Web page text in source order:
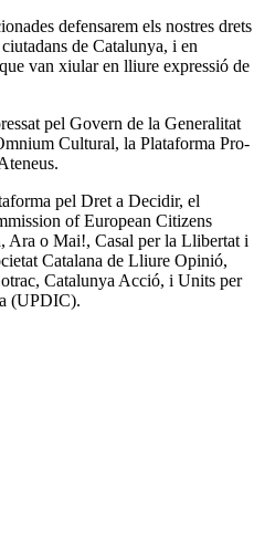
defensarem els nostres drets
de Catalunya, i en
van xiular en lliure expressió de
pel Govern de la Generalitat
Cultural, la Plataforma Pro-
pel Dret a Decidir, el
of European Citizens
Ara o Mai!, Casal per la Llibertat i
Catalana de Lliure Opinió,
Catalunya Acció, i Units per
(UPDIC).